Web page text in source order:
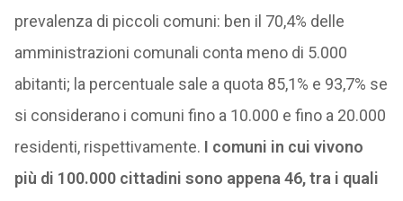
prevalenza di piccoli comuni: ben il 70,4% delle
amministrazioni comunali conta meno di 5.000
abitanti; la percentuale sale a quota 85,1% e 93,7% se
si considerano i comuni fino a 10.000 e fino a 20.000
residenti, rispettivamente. I comuni in cui vivono
più di 100.000 cittadini sono appena 46, tra i quali